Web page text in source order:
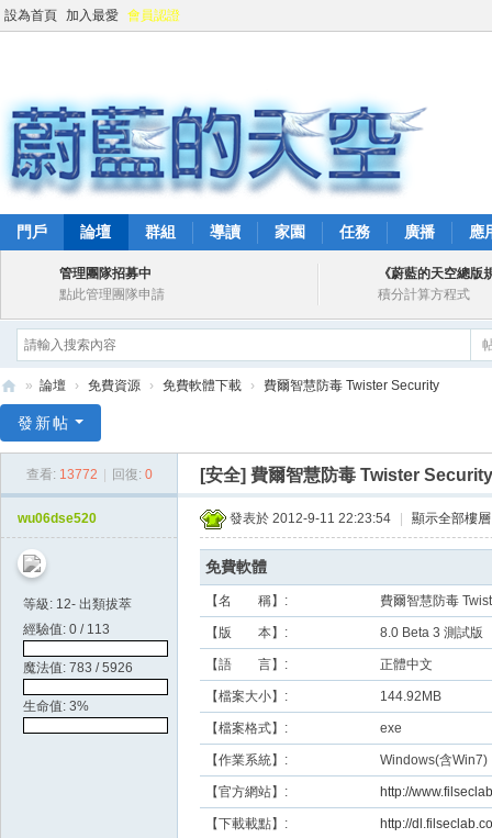
設為首頁 加入最愛 會員認證
門戶 論壇 群組 導讀 家園 任務 廣播 應
管理團隊招募中
點此管理團隊申請
《蔚藍的天空總版
積分計算方程式
藍
» 論壇 › 免費資源 › 免費軟體下載 › 費爾智慧防毒 Twister Security
發新帖
查看: 13772 回復: 0 [安全] 費爾智慧防毒 Twister Security
wu06dse520
等級: 12- 出類拔萃
經驗值: 0 / 113
魔法值: 783 / 5926
生命值: 3%
發表於 2012-9-11 22:23:54 顯示全部樓層
免費軟體
【名 稱】: 費爾智慧防毒
【版 本】: 8.0 Beta 3 測試版
【語 言】: 正體中文
【檔案大小】: 144.92MB
【檔案格式】: exe
【作業系統】: Windows(含Win7)
【官方網站】: http://
【下載載點】: http://